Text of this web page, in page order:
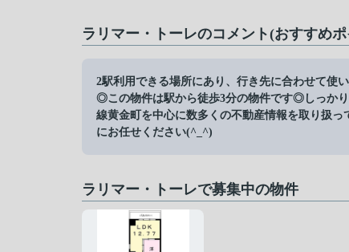
ラリマー・トーレのコメント(おすすめ
2駅利用できる場所にあり、行き先に合わせて使
◎この物件は駅から徒歩3分の物件です◎しっか
線黄金町を中心に数多くの不動産情報を取り扱
にお任せください(^_^)
ラリマー・トーレで募集中の物件